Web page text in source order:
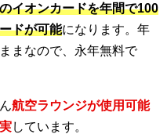
イオンカードを年間で100
ドが可能になります。年
まなので、永年無料で
航空ラウンジが使用可能
しています。